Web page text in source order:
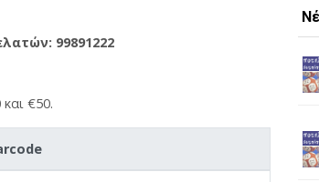
99891222
€50.